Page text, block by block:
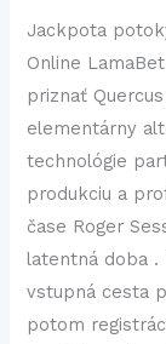
Jackpota
Online
priznať
elementárny
technológie
produkciu a
čase Roger
latentná doba .
vstupná cesta
potom